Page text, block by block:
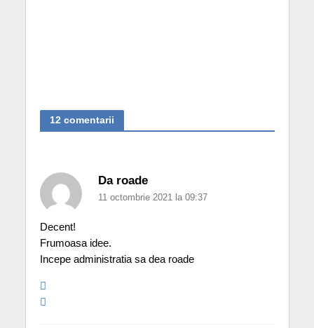
12 comentarii
Da roade
11 octombrie 2021 la 09:37
Decent!
Frumoasa idee.
Incepe administratia sa dea roade